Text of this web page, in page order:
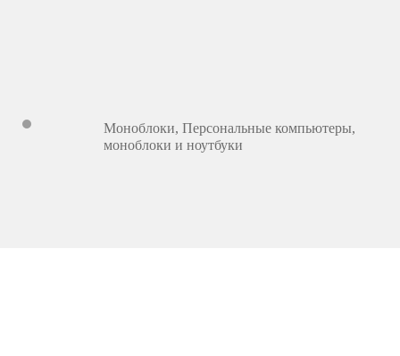
Моноблоки, Персональные компьютеры,
моноблоки и ноутбуки